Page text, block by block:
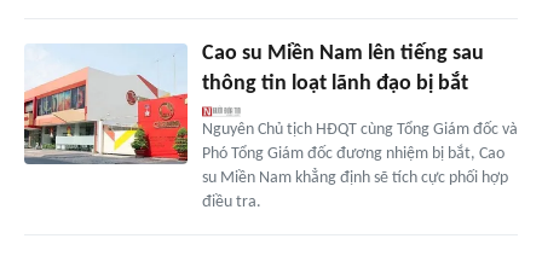
Cao su Miền Nam lên tiếng sau
thông tin loạt lãnh đạo bị bắt
Nguyên Chủ tịch HĐQT cùng Tổng Giám đốc và
Phó Tổng Giám đốc đương nhiệm bị bắt, Cao
su Miền Nam khẳng định sẽ tích cực phối hợp
điều tra.